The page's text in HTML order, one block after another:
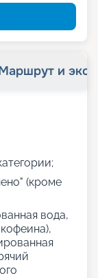
и
(кроме
вода,